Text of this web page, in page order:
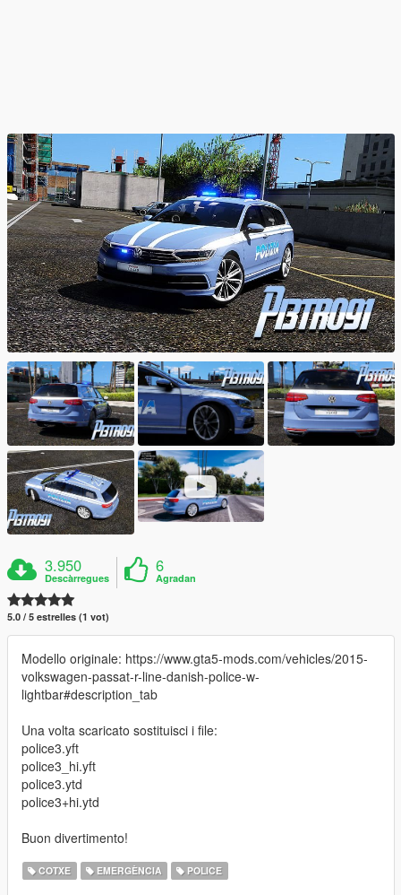
3.950
Descàrregues
6
Agradan
5.0 / 5 estrelles (1 vot)
Modello originale: https://www.gta5-mods.com/vehicles/2015-
volkswagen-passat-r-line-danish-police-w-
lightbar#description_tab
Una volta scaricato sostituisci i file:
police3.yft
police3_hi.yft
police3.ytd
police3+hi.ytd
Buon divertimento!
COTXE EMERGÈNCIA POLICE